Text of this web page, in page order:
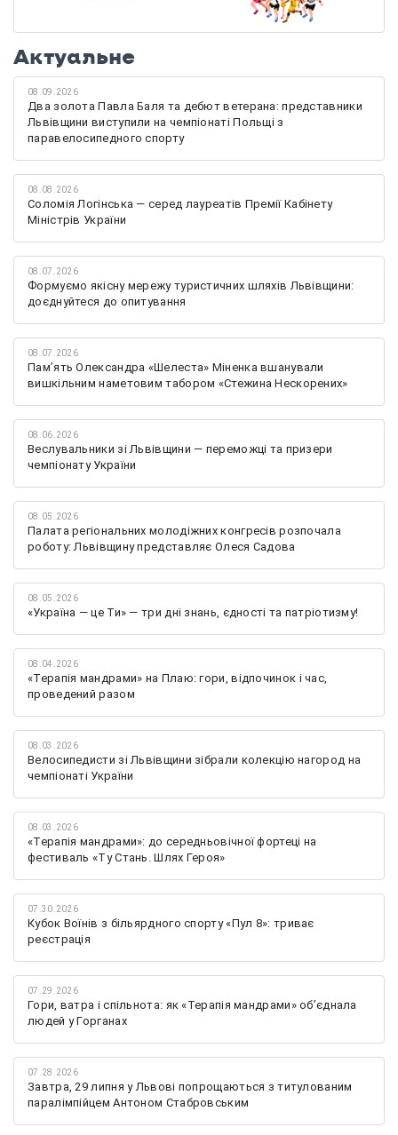
Актуальне
08.09.2026
Два золота Павла Баля та дебют ветерана: представники
Львівщини виступили на чемпіонаті Польщі з
паравелосипедного спорту
08.08.2026
Соломія Логінська — серед лауреатів Премії Кабінету
Міністрів України
08.07.2026
Формуємо якісну мережу туристичних шляхів Львівщини:
доєднуйтеся до опитування
08.07.2026
Памʼять Олександра «Шелеста» Міненка вшанували
вишкільним наметовим табором «Стежина Нескорених»
08.06.2026
Веслувальники зі Львівщини — переможці та призери
чемпіонату України
08.05.2026
Палата регіональних молодіжних конгресів розпочала
роботу: Львівщину представляє Олеся Садова
08.05.2026
«Україна — це Ти» — три дні знань, єдності та патріотизму!
08.04.2026
«Терапія мандрами» на Плаю: гори, відпочинок і час,
проведений разом
08.03.2026
Велосипедисти зі Львівщини зібрали колекцію нагород на
чемпіонаті України
08.03.2026
«Терапія мандрами»: до середньовічної фортеці на
фестиваль «Ту Стань. Шлях Героя»
07.30.2026
Кубок Воїнів з більярдного спорту «Пул 8»: триває
реєстрація
07.29.2026
Гори, ватра і спільнота: як «Терапія мандрами» об’єднала
людей у Горганах
07.28.2026
Завтра, 29 липня у Львові попрощаються з титулованим
паралімпійцем Антоном Стабровським